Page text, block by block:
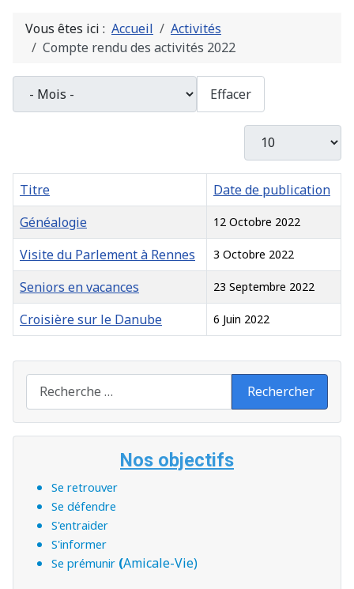
Vous êtes ici : Accueil
Activités
Compte rendu des activités 2022
- Mois -
Effacer
Afficher #
Titre
Date de publication
Généalogie
12 Octobre 2022
Visite du Parlement à Rennes 3 Octobre 2022
Seniors en vacances 23 Septembre 2022
Croisière sur le Danube 6 Juin 2022
Recherche
Rechercher
Nos objectifs
Se retrouver
Se défendre
S'entraider
S'informer
Se prémunir (Amicale-Vie)